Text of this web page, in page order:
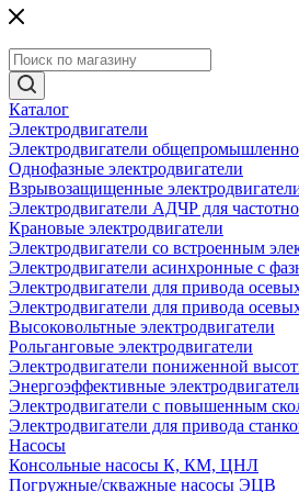
Каталог
Электродвигатели
Электродвигатели
Однофазные электродвигатели
Взрывозащищенные
Электродвигатели АДЧР для
Крановые электродвигатели
Электродвигатели со встроенным
Электродвигатели асинхронные с
Электродвигатели для привода
Электродвигатели для привода
Высоковольтные электродвигатели
Рольганговые электродвигатели
Электродвигатели пониженной
Энергоэффективные
Электродвигатели с повышенным
Электродвигатели для привода
Насосы
Консольные насосы К, КМ, ЦНЛ
Погружные/скважные насосы ЭЦВ